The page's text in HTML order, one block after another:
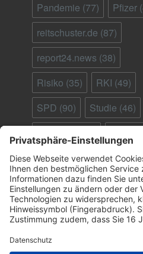
Pandemie (77) Pfizer
reitschuster.de (87)
report24.news (38)
Risiko (35) RKI (49)
SPD (90) Studie (46)
Ungeimpfte(95)
Virus(29) welt.de(33)
WHO(41) Österreich